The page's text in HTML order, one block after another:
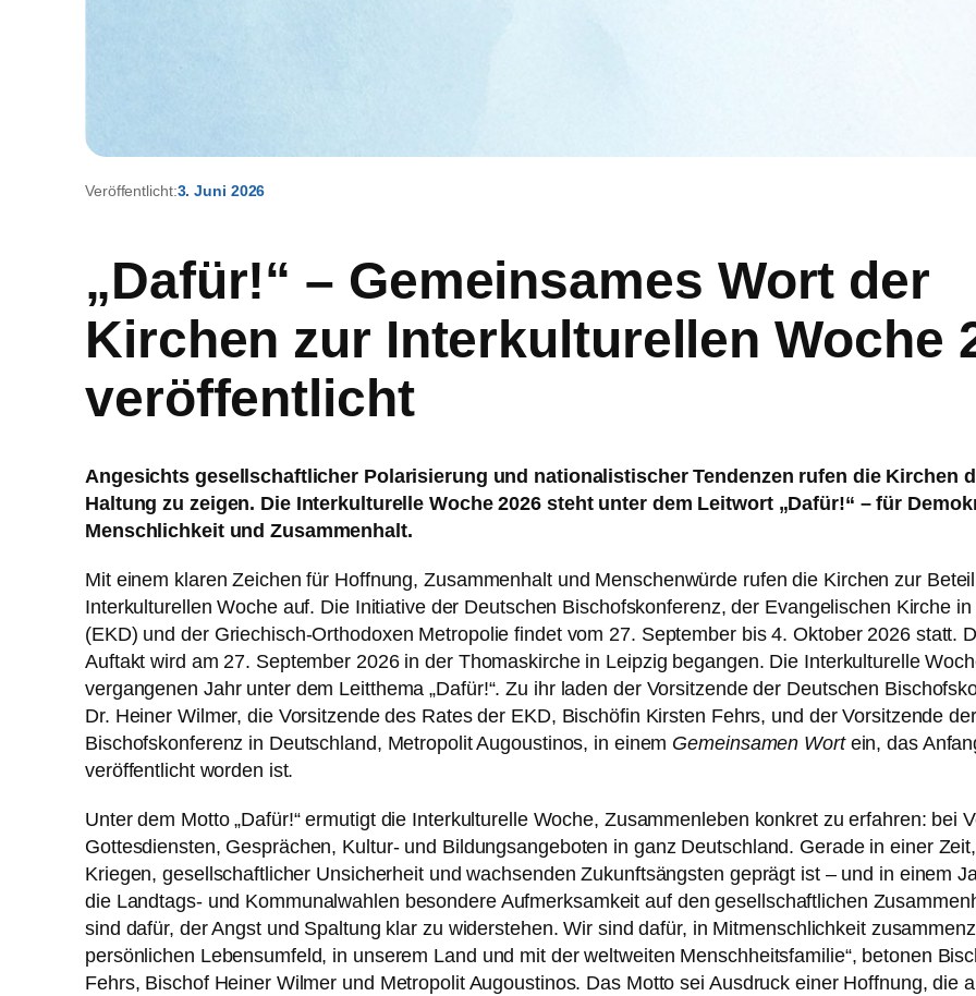
Veröffentlicht:3. Juni 2026
„Dafür!“ – Gemeinsames Wort der
Kirchen zur Interkulturellen Woche
veröffentlicht
Angesichts gesellschaftlicher Polarisierung und nationalistischer Tendenzen rufen die Kirchen
Haltung zu zeigen. Die Interkulturelle Woche 2026 steht unter dem Leitwort „Dafür!“ – für
Menschlichkeit und Zusammenhalt.
Mit einem klaren Zeichen für Hoffnung, Zusammenhalt und Menschenwürde rufen die Kirchen zur
Interkulturellen Woche auf. Die Initiative der Deutschen Bischofskonferenz, der Evangelischen Kirche
(EKD) und der Griechisch-Orthodoxen Metropolie findet vom 27. September bis 4. Oktober 2026 statt.
Auftakt wird am 27. September 2026 in der Thomaskirche in Leipzig begangen. Die Interkulturelle
vergangenen Jahr unter dem Leitthema „Dafür!“. Zu ihr laden der Vorsitzende der Deutschen
Dr. Heiner Wilmer, die Vorsitzende des Rates der EKD, Bischöfin Kirsten Fehrs, und der Vorsitzende
Bischofskonferenz in Deutschland, Metropolit Augoustinos, in einem Gemeinsamen Wort ein, das
veröffentlicht worden ist.
Unter dem Motto „Dafür!“ ermutigt die Interkulturelle Woche, Zusammenleben konkret zu erfahren: bei
Gottesdiensten, Gesprächen, Kultur- und Bildungsangeboten in ganz Deutschland. Gerade in einer
Kriegen, gesellschaftlicher Unsicherheit und wachsenden Zukunftsängsten geprägt ist – und in einem
die Landtags- und Kommunalwahlen besondere Aufmerksamkeit auf den gesellschaftlichen
sind dafür, der Angst und Spaltung klar zu widerstehen. Wir sind dafür, in Mitmenschlichkeit
persönlichen Lebensumfeld, in unserem Land und mit der weltweiten Menschheitsfamilie“, betonen
Fehrs, Bischof Heiner Wilmer und Metropolit Augoustinos. Das Motto sei Ausdruck einer Hoffnung, die